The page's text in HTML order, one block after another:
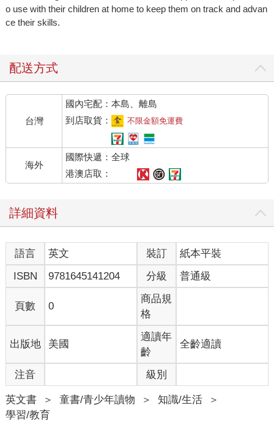
o use with their children at home to keep them on track and advan
ce their skills.
配送方式
台灣
國內宅配：本島、離島
到店取貨：
不限金額免運費
海外
國際快遞：全球
港澳店取：
詳細資料
語言 英文 裝訂
紙本平裝
ISBN
9781645141204 分級 普通級
頁數 0
商品規
格
出版地 美國
適讀年
齡
全齡適讀
注音 級別
英文書 ＞ 童書/青少年讀物 ＞ 知識/生活
＞
學習/教育